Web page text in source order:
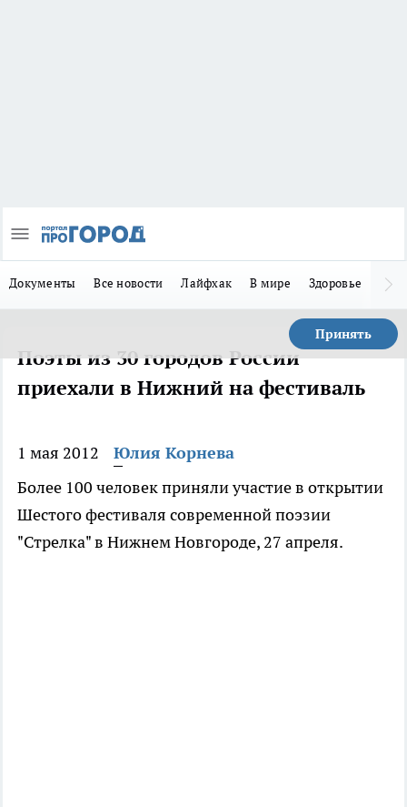
Документы Все новости Лайфхак В мире Здоровье
Принять
Поэты из 30 городов России
приехали в Нижний на фестиваль
1 мая 2012
Юлия Корнева
Более 100 человек приняли участие в открытии
Шестого фестиваля современной поэзии
"Стрелка" в Нижнем Новгороде, 27 апреля.